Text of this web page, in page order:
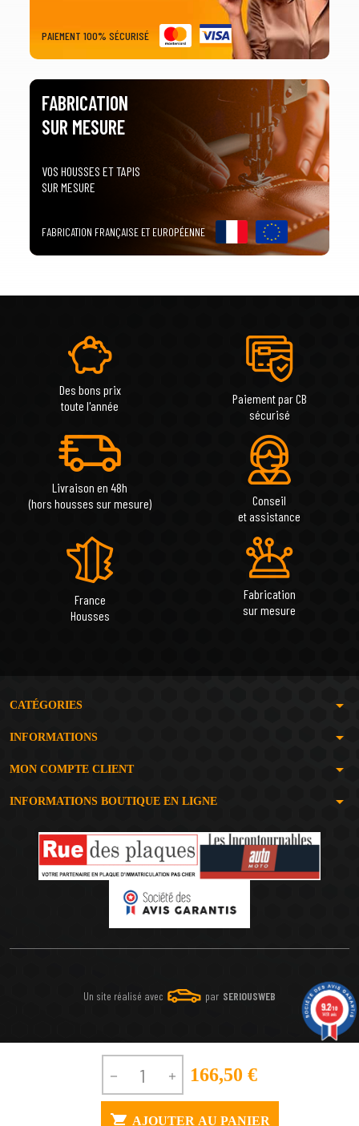
  166,50 €
 AJOUTER AU PANIER
PAIEMENT 100% SÉCURISÉ
FABRICATION
SUR MESURE
VOS HOUSSES ET TAPIS
SUR MESURE
FABRICATION FRANÇAISE ET EUROPÉENNE
Des bons prix
toute l'année
Paiement par CB
sécurisé
Livraison en 48h
(hors housses sur mesure)
Conseil
et assistance
France
Housses
Fabrication
sur mesure
CATÉGORIES arrow_drop_down
INFORMATIONS arrow_drop_down
MON COMPTE CLIENT arrow_drop_down
INFORMATIONS BOUTIQUE EN LIGNE arrow_drop_down
Un site réalisé avec par SERIOUSWEB
9.2/10
1491 avis